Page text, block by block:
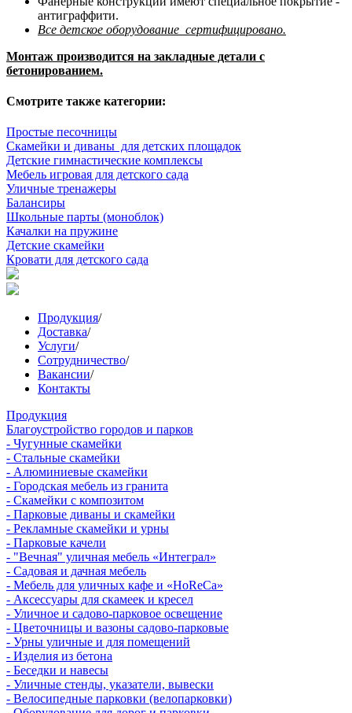
антиграффити. ​
Все детское оборудование сертифицировано.
Монтаж производится на закладные детали с
бетонированием.
Смотрите также категории:
Простые песочницы
Скамейки и диваны для детских площадок
Детские гимнастические комплексы
Мебель игровая для детского сада
Уличные тренажеры
Балансиры
Школьные парты (моноблок)
Качалки на пружине
Детские скамейки
Кровати для детского сада
Продукция/
Доставка/
Услуги/
Сотрудничество/
Вакансии/
Контакты
Продукция
Благоустройство городов и парков
- Чугунные скамейки
- Стальные скамейки
- Алюминиевые скамейки
- Городская мебель из гранита
- Скамейки с композитом
- Парковые диваны и скамейки
- Рекламные скамейки и урны
- Парковые качели
- "Вечная" уличная мебель «Интеграл»
- Садовая и дачная мебель
- Мебель для уличных кафе и «HoReCa»
- Аксессуары для скамеек и кресел
- Уличное и садово-парковое освещение
- Цветочницы и вазоны садово-парковые
- Урны уличные и для помещений
- Изделия из бетона
- Беседки и навесы
- Уличные стенды, указатели, вывески
- Велосипедные парковки (велопарковки)